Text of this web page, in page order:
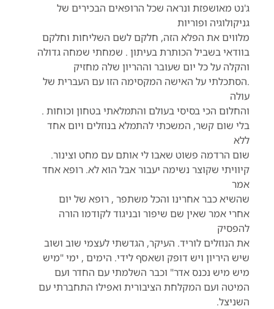
ג'נט מאושפזת ונראה שכל הרופאים הבכירים של
גניקולוגיה ופוריות
מלווים את הפלא הזה, חלקם לשם השליחות וחלקם
בוודאי בשביל הכותרת בעיתון . שמחתי שמחה גדולה
והקלה על כל יום שעובר וההריון שלה מחזיק
.הסתכלתי על האישה המקסימה הזו עם העברית של
עולה
והחלום הכי בסיסי בעולם והתמלאתי בטחון וכוחות .
בלי שום קשר, המשכתי להתמלא בנוזלים ויום אחד
ללא
שום הרדמה פשוט שאבו לי אותם עם מחט וצינור.
קיוויתי שקוצר נשימה יעבור אבל הוא לא. רופא אחד
אמר
שהשיא כבר אחרינו והכל משתפר , רופא של יום
אחרי אמר שאין שם שיפור ובניגוד לקודמו הורה
להפסיק
את הנוזלים לוריד. העיקר, הגדשתי לעצמי שוב ושוב
שיש היריון ויש דופק ושאסף לידי. הימים , ימי "מיש
מיש מיש נכנס אדר" וכבר השלמתי עם החדר ועם
המיטה ועם המקלחת הציבורית ואפילו התחברתי עם
השניצל.